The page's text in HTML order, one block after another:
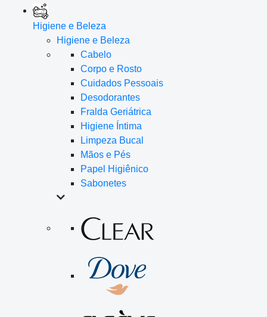
Higiene e Beleza
Higiene e Beleza
Cabelo
Corpo e Rosto
Cuidados Pessoais
Desodorantes
Fralda Geriátrica
Higiene Íntima
Limpeza Bucal
Mãos e Pés
Papel Higiênico
Sabonetes